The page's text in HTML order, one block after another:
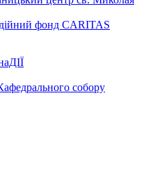
фонд CARITAS
собору